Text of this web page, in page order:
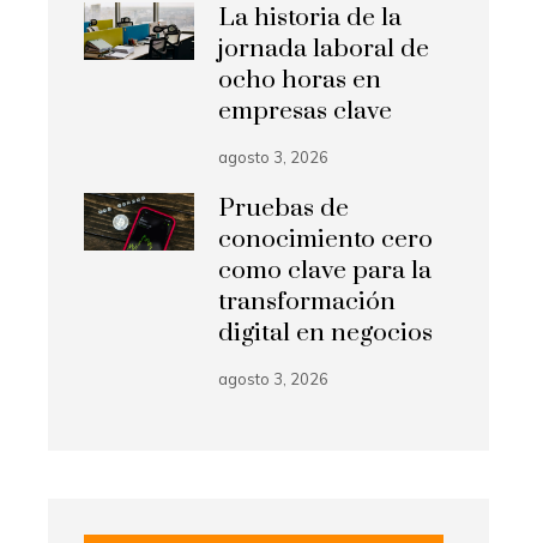
La historia de la
jornada laboral de
ocho horas en
empresas clave
agosto 3, 2026
Pruebas de
conocimiento cero
como clave para la
transformación
digital en negocios
agosto 3, 2026